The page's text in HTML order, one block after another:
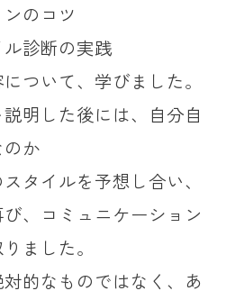
のコツ
診断の実践
ついて、学びました。
明した後には、自分自
か
タイルを予想し合い、
、コミュニケーション
ました。
的なものではなく、あ